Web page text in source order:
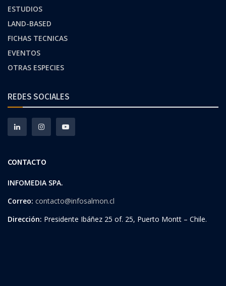
ESTUDIOS
LAND-BASED
FICHAS TECNICAS
EVENTOS
OTRAS ESPECIES
REDES SOCIALES
CONTACTO
INFOMEDIA SPA.
Correo: contacto@infosalmon.cl
Dirección: Presidente Ibáñez 25 of. 25, Puerto Montt – Chile.